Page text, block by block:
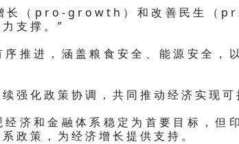
增长（pro-growth）和改善民生（
支撑。”
推进，涵盖粮食安全、能源安全，
强化政策协调，共同推动经济实现可
济和金融体系稳定为首要目标，但
政策，为经济增长提供支持。